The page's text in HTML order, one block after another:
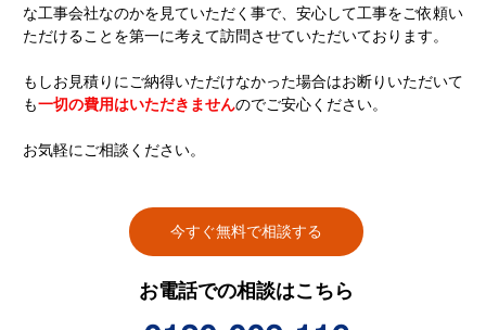
な工事会社なのかを見ていただく事で、安心して工事をご依頼い
ただけることを第一に考えて訪問させていただいております。
もしお見積りにご納得いただけなかった場合はお断りいただいて
も一切の費用はいただきませんのでご安心ください。
お気軽にご相談ください。
今すぐ無料で相談する
お電話での相談はこちら